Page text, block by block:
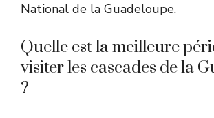
National de la Guadeloupe.
Quelle est la meilleure
visiter les cascades de la
?